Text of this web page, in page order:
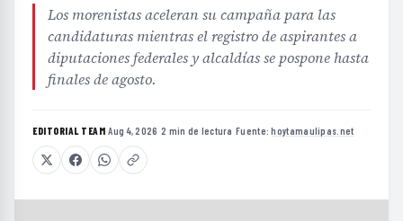
Los morenistas aceleran su campaña para las
candidaturas mientras el registro de aspirantes a
diputaciones federales y alcaldías se pospone hasta
finales de agosto.
EDITORIAL TEAM·Aug 4, 2026 ·2 min de lectura ·Fuente:hoytamaulipas.net